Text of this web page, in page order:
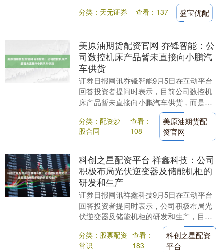
分类：天元证券 查看：137 盛宝优配
美原油期货配资官网 乔锋智能：公
司数控机床产品暂未直接向小鹏汽
车供货
证券日报网讯乔锋智能9月5日在互动平台
回答投资者提问时表示，目前公司数控机
床产品暂未直接向小鹏汽车供货，而是服
务于小鹏汽车的供应商配套体系，为其相
关零部件加工环....
分类：配资炒
股合同
查看：
108
美原油期货配
资官网
科创之星配资平台 祥鑫科技：公司
积极布局光伏逆变器及储能机柜的
研发和生产
证券日报网讯祥鑫科技9月5日在互动平台
回答投资者提问时表示，公司积极布局光
伏逆变器及储能机柜的研发和生产，目前
已经向H客户、锦浪科技、Enphase、C客
户、亿....
分类：股票配资
常识
查看：
183
科创之星配资
平台